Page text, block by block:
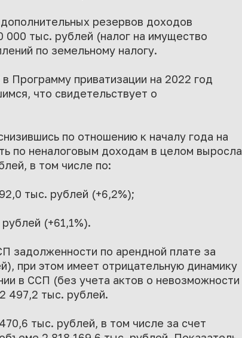
резервов доходов
тыс. рублей (налог на имущество
по земельному налогу.
Программу приватизации на 2022 год
что свидетельствует о
по отношению к началу года на
по неналоговым доходам в целом выросла
в том числе по:
тыс. рублей (+6,2%);
(+61,1%).
задолженности по арендной плате за
при этом имеет отрицательную динамику
в ССП (без учета актов о невозможности
497,2 тыс. рублей.
тыс. рублей, в том числе за счет